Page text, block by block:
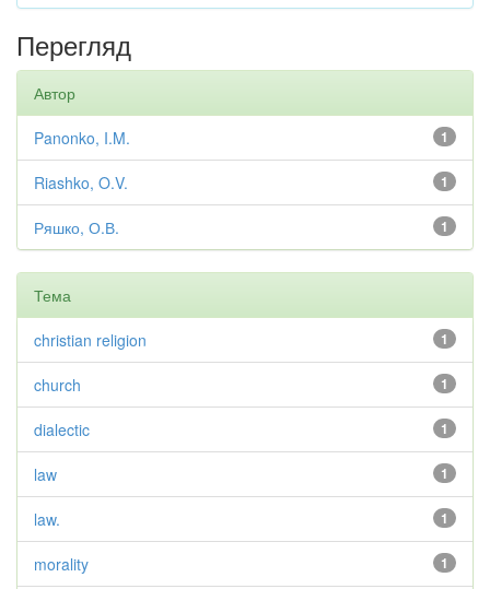
Перегляд
Автор
1
Panonko, I.M.
1
Riashko, O.V.
1
Ряшко, О.В.
Тема
1
christian religion
1
church
1
dialectic
1
law
1
law.
1
morality